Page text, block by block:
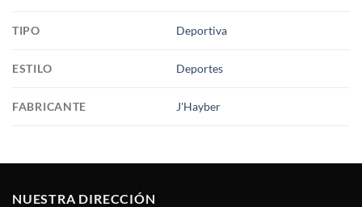
TIPO Deportiva
ESTILO Deportes
FABRICANTE J'Hayber
NUESTRA DIRECCIÓN